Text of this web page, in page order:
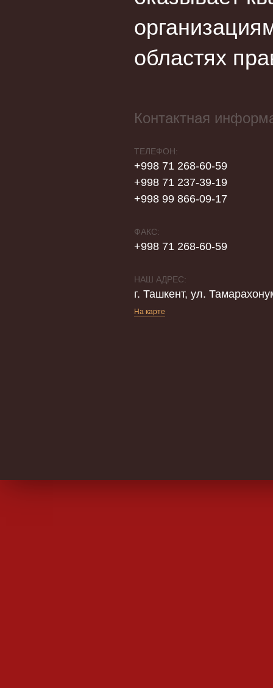
областях
Контактная
ТЕЛЕФОН:
+998 71 268-60-59
+998 71 237-39-19
+998 99 866-09-17
ФАКС:
+998 71 268-60-59
НАШ АДРЕС:
г. Ташкент, ул.
На карте